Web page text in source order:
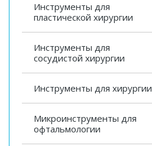
Инструменты для
пластической хирургии
Инструменты для
сосудистой хирургии
Инструменты для хирургии
Микроинструменты для
офтальмологии